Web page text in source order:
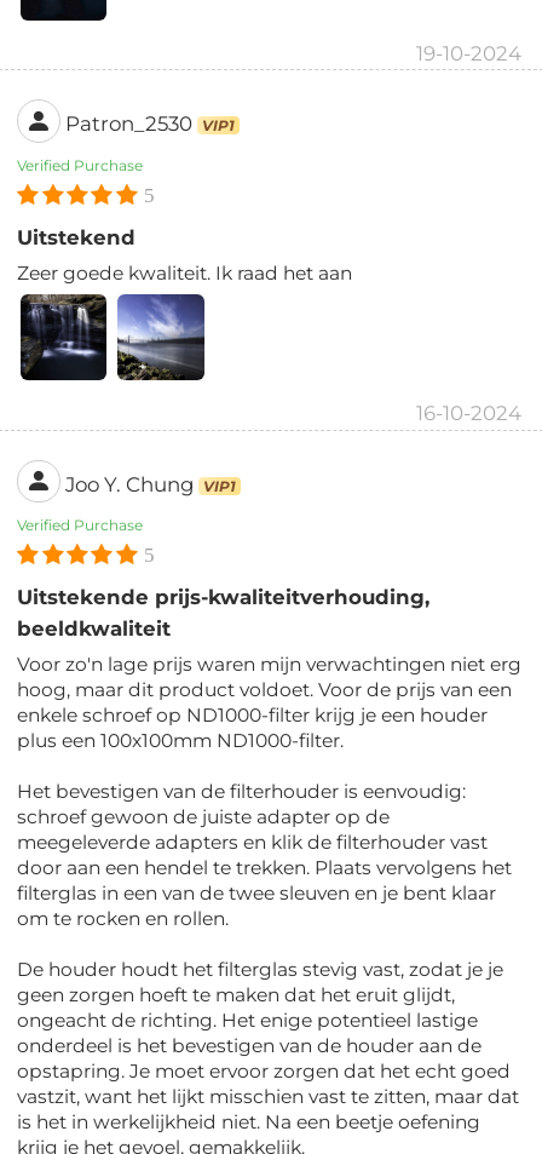
19-10-2024
Patron_2530 VIP1
Verified Purchase
5
Uitstekend
Zeer goede kwaliteit. Ik raad het aan
16-10-2024
Joo Y. Chung VIP1
Verified Purchase
5
Uitstekende prijs-kwaliteitverhouding,
beeldkwaliteit
Voor zo'n lage prijs waren mijn verwachtingen niet erg
hoog, maar dit product voldoet. Voor de prijs van een
enkele schroef op ND1000-filter krijg je een houder
plus een 100x100mm ND1000-filter.
Het bevestigen van de filterhouder is eenvoudig:
schroef gewoon de juiste adapter op de
meegeleverde adapters en klik de filterhouder vast
door aan een hendel te trekken. Plaats vervolgens het
filterglas in een van de twee sleuven en je bent klaar
om te rocken en rollen.
De houder houdt het filterglas stevig vast, zodat je je
geen zorgen hoeft te maken dat het eruit glijdt,
ongeacht de richting. Het enige potentieel lastige
onderdeel is het bevestigen van de houder aan de
opstapring. Je moet ervoor zorgen dat het echt goed
vastzit, want het lijkt misschien vast te zitten, maar dat
is het in werkelijkheid niet. Na een beetje oefening
krijg je het gevoel, gemakkelijk.